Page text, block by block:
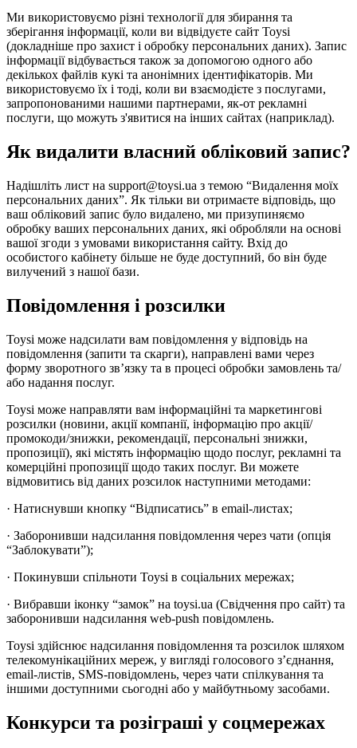
Ми використовуємо різні технології для збирання та
зберігання інформації, коли ви відвідуєте сайт Toysi
(докладніше про захист і обробку персональних даних). Запис
інформації відбувається також за допомогою одного або
декількох файлів кукі та анонімних ідентифікаторів. Ми
використовуємо їх і тоді, коли ви взаємодієте з послугами,
запропонованими нашими партнерами, як-от рекламні
послуги, що можуть з'явитися на інших сайтах (наприклад).
Як видалити власний обліковий запис?
Надішліть лист на support@toysi.ua з темою “Видалення моїх
персональних даних”. Як тільки ви отримаєте відповідь, що
ваш обліковий запис було видалено, ми призупиняємо
обробку ваших персональних даних, які обробляли на основі
вашої згоди з умовами використання сайту. Вхід до
особистого кабінету більше не буде доступний, бо він буде
вилучений з нашої бази.
Повідомлення і розсилки
Toysi може надсилати вам повідомлення у відповідь на
повідомлення (запити та скарги), направлені вами через
форму зворотного зв’язку та в процесі обробки замовлень та/
або надання послуг.
Toysi може направляти вам інформаційні та маркетингові
розсилки (новини, акції компанії, інформацію про акції/
промокоди/знижки, рекомендації, персональні знижки,
пропозиції), які містять інформацію щодо послуг, рекламні та
комерційні пропозиції щодо таких послуг. Ви можете
відмовитись від даних розсилок наступними методами:
· Натиснувши кнопку “Відписатись” в email-листах;
· Заборонивши надсилання повідомлення через чати (опція
“Заблокувати”);
· Покинувши спільноти Toysi в соціальних мережах;
· Вибравши іконку “замок” на toysi.ua (Свідчення про сайт) та
заборонивши надсилання web-push повідомлень.
Toysi здійснює надсилання повідомлення та розсилок шляхом
телекомунікаційних мереж, у вигляді голосового з’єднання,
email-листів, SMS-повідомлень, через чати спілкування та
іншими доступними сьогодні або у майбутньому засобами.
Конкурси та розіграші у соцмережах